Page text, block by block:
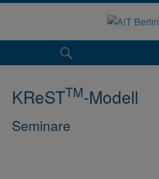
KReSTTM-Modell
Seminare